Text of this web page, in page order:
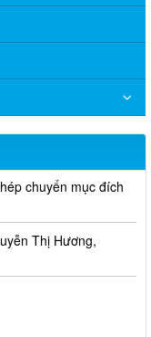
chuyển mục đích
Thị Hương,